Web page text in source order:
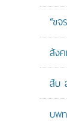
“ข
สัง
สืบ
บพ